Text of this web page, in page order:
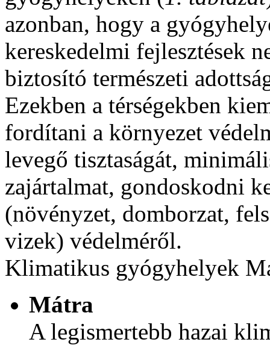
azonban, hogy a
kereskedelmi fejlesztések
biztosító természeti
Ezekben a térségekben
fordítani a környezet
levegő tisztaságát,
zajártalmat, gondoskodni
(növényzet, domborzat,
vizek) védelméről.
Klimatikus gyógyhelyek
Mátra
A legismertebb hazai